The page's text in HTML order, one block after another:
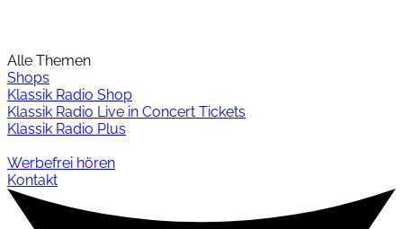
Alle Themen
Shops
Klassik Radio Shop
Klassik Radio Live in Concert Tickets
Klassik Radio Plus
Werbefrei hören
Kontakt